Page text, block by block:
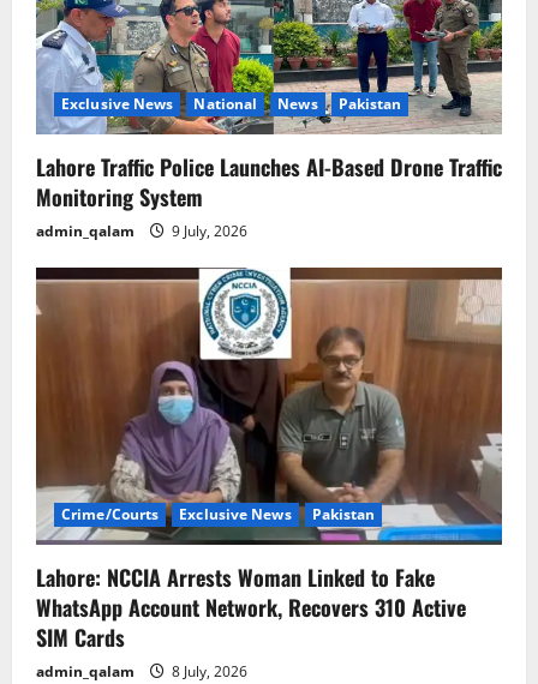
o
n Exclusive News National News Pakistan
Lahore Traffic Police Launches AI-Based Drone Traffic
Monitoring System
admin_qalam 9 July, 2026
Crime/Courts Exclusive News Pakistan
Lahore: NCCIA Arrests Woman Linked to Fake
WhatsApp Account Network, Recovers 310 Active
SIM Cards
admin_qalam 8 July, 2026